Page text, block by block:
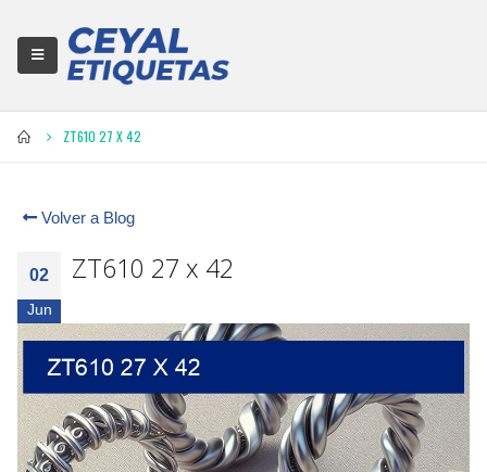
ZT610 27 X 42
Volver a Blog
02
Jun
ZT610 27 x 42